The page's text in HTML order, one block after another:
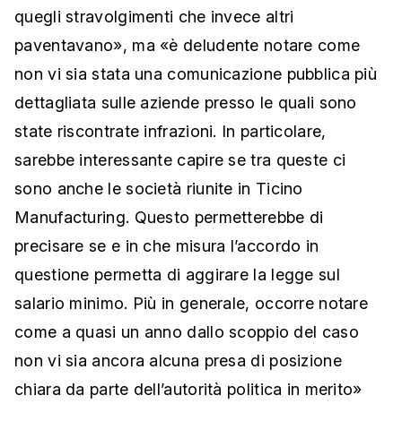
quegli stravolgimenti che invece altri
paventavano», ma «è deludente notare come
non vi sia stata una comunicazione pubblica più
dettagliata sulle aziende presso le quali sono
state riscontrate infrazioni. In particolare,
sarebbe interessante capire se tra queste ci
sono anche le società riunite in Ticino
Manufacturing. Questo permetterebbe di
precisare se e in che misura l’accordo in
questione permetta di aggirare la legge sul
salario minimo. Più in generale, occorre notare
come a quasi un anno dallo scoppio del caso
non vi sia ancora alcuna presa di posizione
chiara da parte dell’autorità politica in merito»